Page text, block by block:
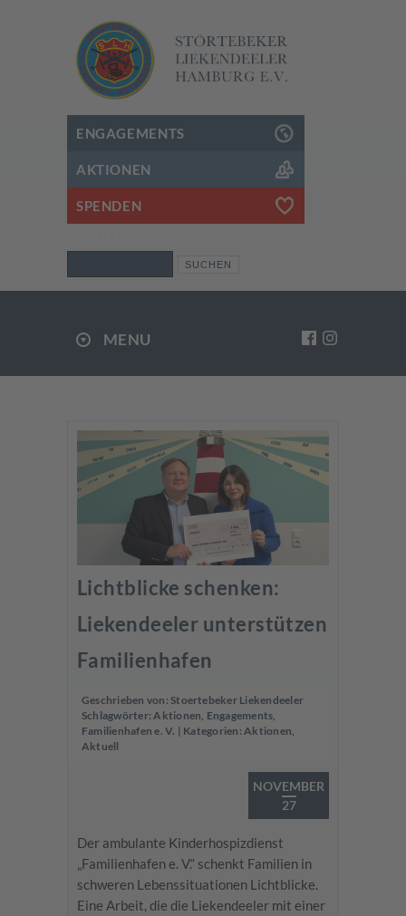
ENGAGEMENTS
AKTIONEN
SPENDEN
MENU
Lichtblicke schenken:
Liekendeeler unterstützen
Familienhafen
Geschrieben von: Stoertebeker Liekendeeler
Schlagwörter: Aktionen Engagements
Familienhafen e. V. | Kategorien: Aktionen
Aktuell
NOVEMBER
27
Der ambulante Kinderhospizdienst
„Familienhafen e. V.“ schenkt Familien in
schweren Lebenssituationen Lichtblicke.
Eine Arbeit, die die Liekendeeler mit einer